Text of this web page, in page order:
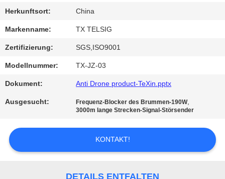
SIE
MIT
UNS
IN
VERBINDUNG
NACHRICHTEN
BLOG
FORDERN
Herkunftsort: China
Markenname: TX TELSIG
Zertifizierung: SGS,ISO9001
Modellnummer: TX-JZ-03
Dokument: Anti Drone product-TeXin.pptx
Ausgesucht: Frequenz-Blocker des Brummen-190W,
3000m lange Strecken-Signal-Störsender
KONTAKT!
DETAILS ENTFALTEN